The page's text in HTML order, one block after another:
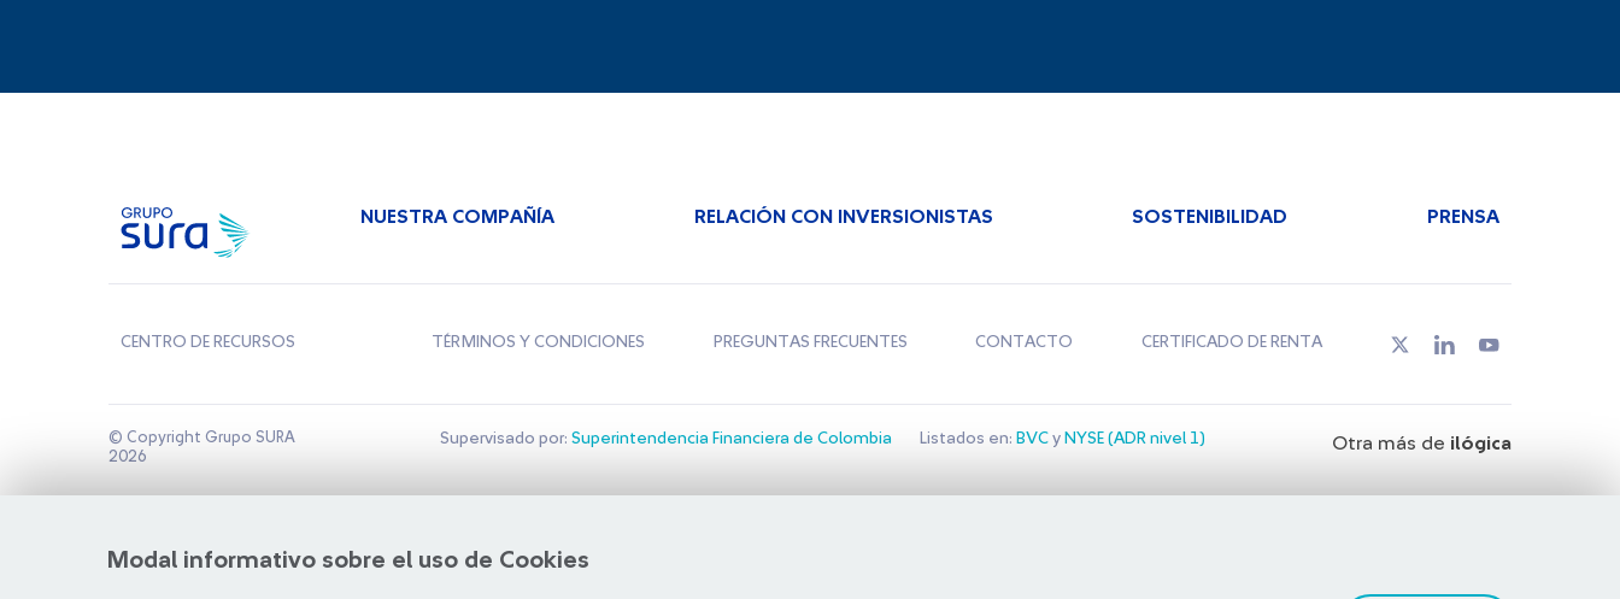
Modal informativo sobre el uso de Cookies
NUESTRA COMPAÑÍA RELACIÓN CON INVERSIONISTAS SOSTENIBILIDAD PRENSA
CENTRO DE RECURSOS TÉRMINOS Y CONDICIONES PREGUNTAS FRECUENTES CONTACTO CERTIFICADO DE RENTA
© Copyright Grupo SURA
2026
Supervisado por: Superintendencia Financiera de Colombia Listados en: BVCy NYSE (ADR nivel 1) Otra más de ilógica